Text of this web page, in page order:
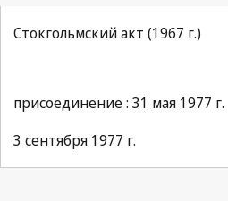
Стокгольмский акт (1967 г.)
присоединение : 31 мая 1977 г.
3 сентября 1977 г.